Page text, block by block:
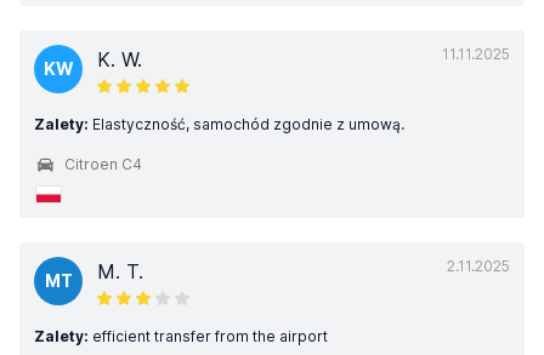
11.11.2025
KW K. W.
Zalety: Elastyczność, samochód zgodnie z umową.
Citroen C4
2.11.2025
MT M. T.
Zalety: efficient transfer from the airport